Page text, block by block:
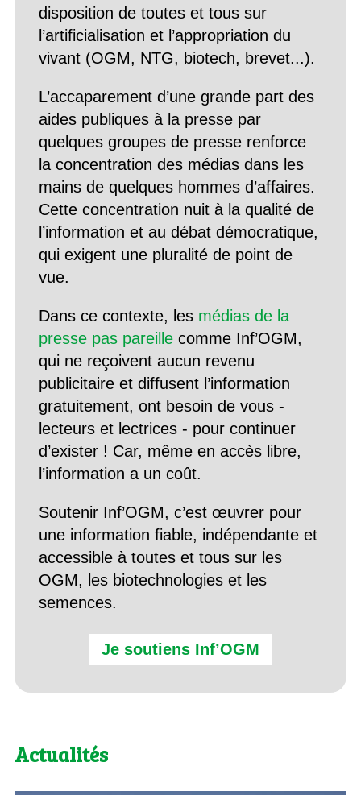
disposition de toutes et tous sur
l’artificialisation et l’appropriation du
vivant (OGM, NTG, biotech, brevet...).
L’accaparement d’une grande part des
aides publiques à la presse par
quelques groupes de presse renforce
la concentration des médias dans les
mains de quelques hommes d’affaires.
Cette concentration nuit à la qualité de
l’information et au débat démocratique,
qui exigent une pluralité de point de
vue.
Dans ce contexte, les médias de la
presse pas pareillecomme Inf’OGM,
qui ne reçoivent aucun revenu
publicitaire et diffusent l’information
gratuitement, ont besoin de vous -
lecteurs et lectrices - pour continuer
d’exister ! Car, même en accès libre,
l’information a un coût.
Soutenir Inf’OGM, c’est œuvrer pour
une information fiable, indépendante et
accessible à toutes et tous sur les
OGM, les biotechnologies et les
semences.
Je soutiens Inf’OGM
Actualités